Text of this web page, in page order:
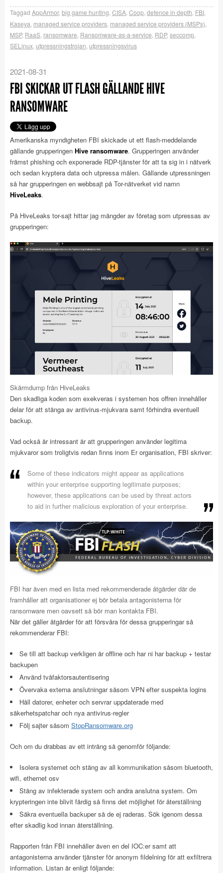
Taggad AppArmor, big game hunting CISA Coop defence in depth FBI
Kaseya managed service providers managed service providers (MSPs)
MSP, RaaS ransomware Ransomware-as-a-service RDP, seccomp
SELinux utpressningstrojan utpressningsvirus
2021-08-31
FBI SKICKAR UT FLASH GÄLLANDE HIVE
RANSOMWARE
Amerikanska myndigheten FBI skickade ut ett flash-meddelande
gällande grupperingen Hive ransomware. Grupperingen använder
främst phishing och exponerade RDP-tjänster för att ta sig in i nätverk
och sedan kryptera data och utpressa målen. Gällande utpressningen
så har grupperingen en webbsajt på Tor-nätverket vid namn
HiveLeaks.
På HiveLeaks tor-sajt hittar jag mängder av företag som utpressas av
grupperingen:
Skärmdump från HiveLeaks
Den skadliga koden som exekveras i systemen hos offren innehåller
delar för att stänga av antivirus-mjukvara samt förhindra eventuell
backup.
Vad också är intressant är att grupperingen använder legitima
mjukvaror som troligtvis redan finns inom Er organisation, FBI skriver:
Some of these indicators might appear as applications
within your enterprise supporting legitimate purposes;
however, these applications can be used by threat actors
to aid in further malicious exploration of your enterprise.
FBI har även med en lista med rekommenderade åtgärder där de
framhåller att organisationer ej bör betala antagonisterna för
ransomware men oavsett så bör man kontakta FBI.
När det gäller åtgärder för att försvåra för dessa grupperingar så
rekommenderar FBI:
Se till att backup verkligen är offline och har ni har backup + testar
backupen
Använd tvåfaktorsautentisering
Övervaka externa anslutningar såsom VPN efter suspekta logins
Håll datorer, enheter och servrar uppdaterade med
säkerhetspatchar och nya antivirus-regler
Följ sajter såsom StopRansomware.org
Och om du drabbas av ett intrång så genomför följande:
Isolera systemet och stäng av all kommunikation såsom bluetooth,
wifi, ethernet osv
Stäng av infekterade system och andra anslutna system. Om
krypteringen inte blivit färdig så finns det möjlighet för återställning
Säkra eventuella backuper så de ej raderas. Sök igenom dessa
efter skadlig kod innan återställning.
Rapporten från FBI innehåller även en del IOC:er samt att
antagonisterna använder tjänster för anonym fildelning för att exfiltrera
information. Listan är enligt följande: